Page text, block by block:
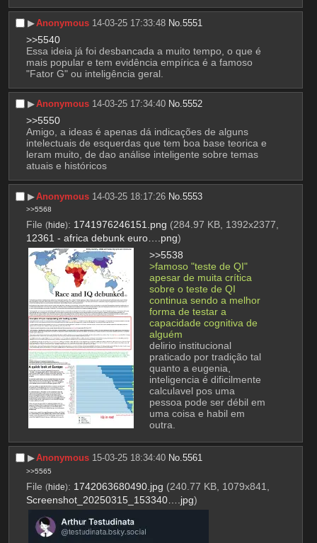
▶︎Anonymous 14-03-25 17:33:48 No.5551
>>5540
Essa ideia já foi desbancada a muito tempo, o que é
mais popular e tem evidência empírica é a famoso
"Fator G" ou inteligência geral.
▶︎Anonymous 14-03-25 17:34:40 No.5552
>>5550
Amigo, a ideas é apenas dá indicações de alguns
intelectuais de esquerdas que tem boa base teorica e
leram muito, de dao análise inteligente sobre temas
atuais e históricos
▶︎Anonymous 14-03-25 18:17:26 No.5553
>>5568
File (hide): 1741976246151.png (284.97 KB, 1392x2377,
12361 - africa debunk euro….png)
>>5538
>famoso "teste de QI"
apesar de muita crítica
sobre o teste de QI
continua sendo a melhor
forma de testar a
capacidade cognitiva de
alguém
delirio institucional
praticado por tradição tal
quanto a eugenia,
inteligencia é dificilmente
calculavel pos uma
pessoa pode ser débil em
uma coisa e habil em
outra.
▶︎Anonymous 15-03-25 18:34:40 No.5561
>>5565
File (hide): 1742063680490.jpg (240.77 KB, 1079x841,
Screenshot_20250315_153340….jpg)